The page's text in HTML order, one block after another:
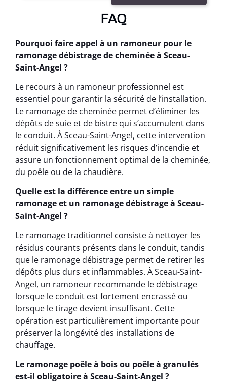
FAQ
Pourquoi faire appel à un ramoneur pour le
ramonage débistrage de cheminée à Sceau-
Saint-Angel ?
Le recours à un ramoneur professionnel est
essentiel pour garantir la sécurité de l’installation.
Le ramonage de cheminée permet d’éliminer les
dépôts de suie et de bistre qui s’accumulent dans
le conduit. À Sceau-Saint-Angel, cette intervention
réduit significativement les risques d’incendie et
assure un fonctionnement optimal de la cheminée,
du poêle ou de la chaudière.
Quelle est la différence entre un simple
ramonage et un ramonage débistrage à Sceau-
Saint-Angel ?
Le ramonage traditionnel consiste à nettoyer les
résidus courants présents dans le conduit, tandis
que le ramonage débistrage permet de retirer les
dépôts plus durs et inflammables. À Sceau-Saint-
Angel, un ramoneur recommande le débistrage
lorsque le conduit est fortement encrassé ou
lorsque le tirage devient insuffisant. Cette
opération est particulièrement importante pour
préserver la longévité des installations de
chauffage.
Le ramonage poêle à bois ou poêle à granulés
est-il obligatoire à Sceau-Saint-Angel ?